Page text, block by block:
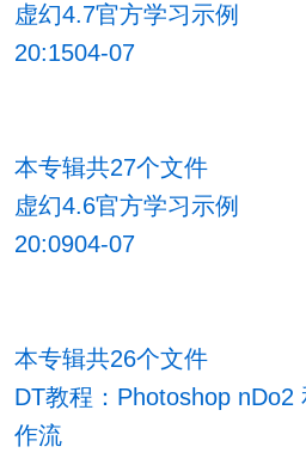
虚幻4.7官方学习示例
20:1504-07
本专辑共27个文件
虚幻4.6官方学习示例
20:0904-07
本专辑共26个文件
DT教程：Photoshop nDo2
作流